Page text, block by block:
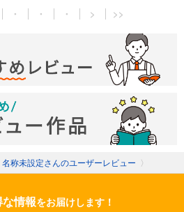
・ ・ ・ > >>
名称未設定さんのユーザーレビュー 〉
情報をお届けします！